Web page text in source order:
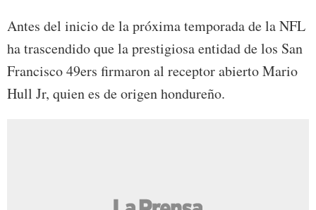
Antes del inicio de la próxima temporada de la NFL
ha trascendido que la prestigiosa entidad de los San
Francisco 49ers firmaron al receptor abierto Mario
Hull Jr, quien es de origen hondureño.